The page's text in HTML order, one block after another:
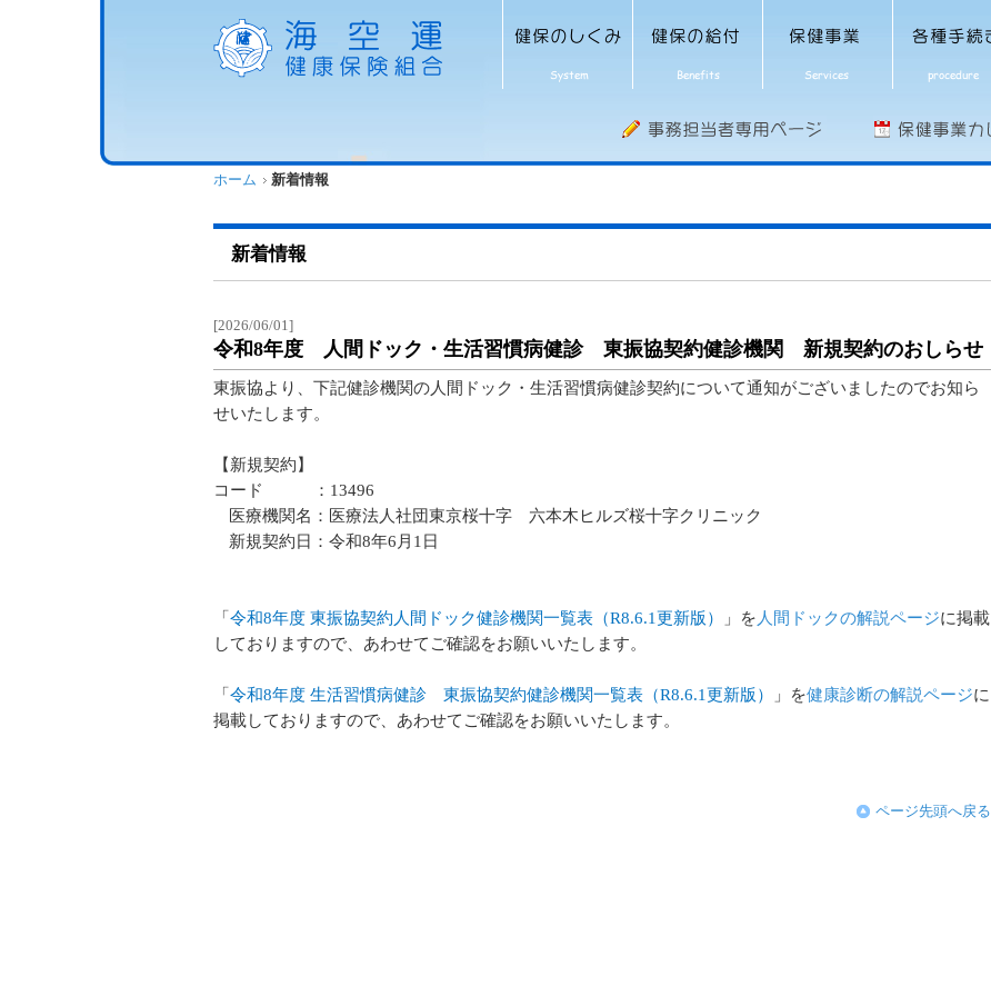
ホーム 新着情報
新着情報
[2026/06/01]
令和8年度 人間ドック・生活習慣病健診 東振協契約健診機関 新規契約のおしらせ
東振協より、下記健診機関の人間ドック・生活習慣病健診契約について通知がございましたのでお知ら
せいたします。
【新規契約】
コード ：13496
医療機関名：医療法人社団東京桜十字 六本木ヒルズ桜十字クリニック
新規契約日：令和8年6月1日
「 令和8年度 東振協契約人間ドック健診機関一覧表（R8.6.1更新版） 」を 人間ドックの解説ページに掲載
しておりますので、あわせてご確認をお願いいたします。
「 令和8年度 生活習慣病健診 東振協契約健診機関一覧表（R8.6.1更新版） 」を健康診断の解説ページに
掲載しておりますので、あわせてご確認をお願いいたします。
ページ先頭へ戻る